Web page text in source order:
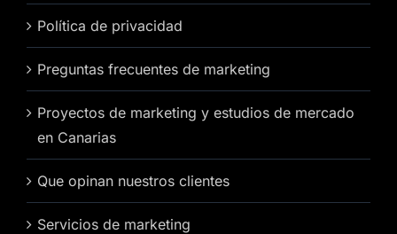
Política de privacidad
Preguntas frecuentes de marketing
Proyectos de marketing y estudios de mercado
en Canarias
Que opinan nuestros clientes
Servicios de marketing